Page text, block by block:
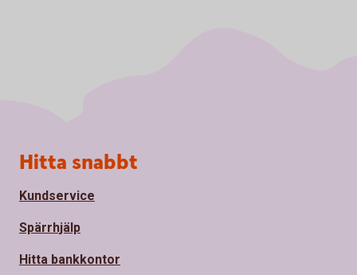
Sidfot
Hitta snabbt
Kundservice
Spärrhjälp
Hitta bankkontor